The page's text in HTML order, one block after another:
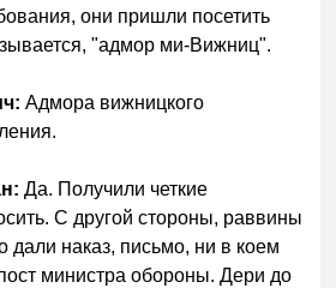
они пришли посетить
"адмор ми-Вижниц".
Адмора вижницкого
Да. Получили четкие
С другой стороны, раввины
дали наказ, письмо, ни в коем
министра обороны. Дери до